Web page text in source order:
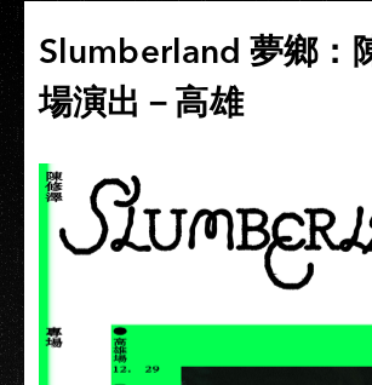
Slumberland 夢鄉：
場演出－高雄